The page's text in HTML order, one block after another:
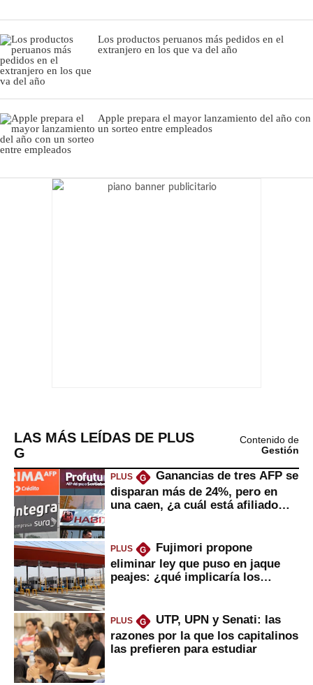
Los productos peruanos más pedidos en el
extranjero en los que va del año
Apple prepara el mayor lanzamiento del año con
un sorteo entre empleados
LAS MÁS LEÍDAS DE PLUS
G
Contenido de
Gestión
PLUS G
Ganancias de tres AFP se
disparan más de 24%, pero en
una caen, ¿a cuál está afiliado
PLUS G
Fujimori propone
eliminar ley que puso en jaque
peajes: ¿qué implicaría los
PLUS G
UTP, UPN y Senati: las
razones por la que los capitalinos
las prefieren para estudiar